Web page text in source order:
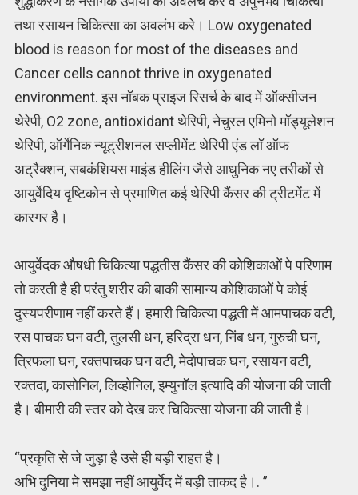
तथा रसायन चिकित्सा का अवलंभ करे। Low oxygenated
blood is reason for most of the diseases and
Cancer cells cannot thrive in oxygenated
environment. इस नॉबक प्राइज रिसर्च के बाद में ऑक्सीजन
थेरेपी, O2 zone, antioxidant थेरिपी, नेचुरल एमिनो मॉड्यूलेशन
थेरिपी, ऑर्गेनिक न्यूट्रीशनल सप्लीमेंट थेरिपी एंड लॉ ऑफ
अट्रैक्शन, सबकंशियस माइंड हीलिंग जैसे आधुनिक नए तरीकों से
आयुर्वेदिय दृष्टिकोन से प्रमाणित कई थेरिपी कैंसर की ट्रीटमेंट में
कारगर है।
आयुर्वेदक औषधी चिकित्या पद्धतीस कैंसर की कोशिकाओं पे परिणाम
तो करती है ही परंतु शरीर की बाकी सामान्य कोशिकाओं पे कोई
दुस्यपरीणाम नहीं करते हैं। हमारी चिकित्या पद्धती में आमपाचक वटी,
रस पाचक घन वटी, तुलसी धन, हरिद्रा धन, निंब धन, गुरुची घन,
त्रिफला घन, रक्तपाचक घन वटी, मेदोपाचक घन, रसायन वटी,
रक्तदा, कासोनिल, लिव्होनिल, इम्युनॉल इत्यादि की योजना की जाती
है। बीमारी की स्तर को देख कर चिकित्सा योजना की जाती है।
“प्रकृति से जे जुड़ा है उसे ही बड़ी राहत है।
अभि दुनिया मे समझा नहीं आयुर्वेद में बड़ी ताकद है।. ”